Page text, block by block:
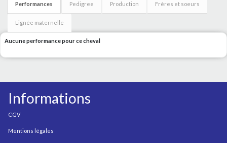
Performances Pedigree Production Frères et soeurs
Lignée maternelle
Aucune performance pour ce cheval
Informations
CGV
Mentions légales